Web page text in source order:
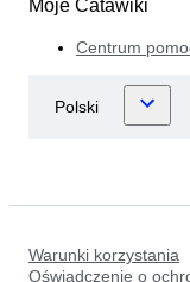
Moje Catawiki
Centrum
Warunki korzystania
Oświadczenie o